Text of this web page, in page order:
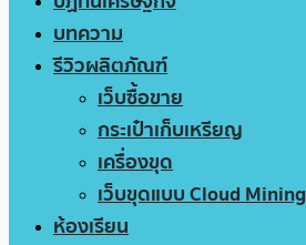
บทความ
รีวิวผลิตภัณฑ์
เว็บซื้อขาย
กระเป๋าเก็บเหรียญ
เครื่องขุด
เว็บขุดแบบ Cloud Mining
ห้องเรียน